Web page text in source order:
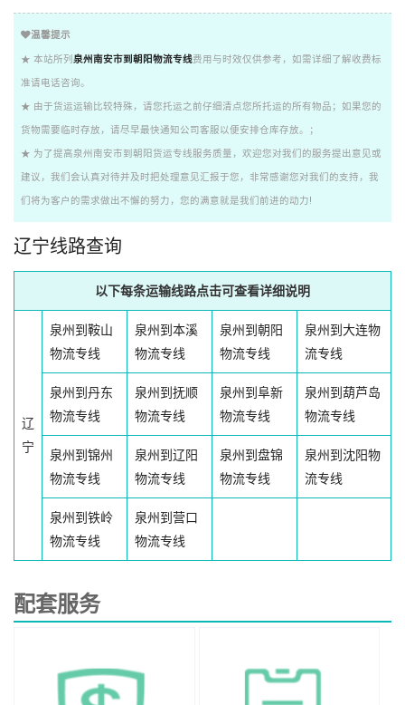
温馨提示
★ 本站所列 泉州南安市到朝阳物流专线费用与时效仅供参考，如需详细了解收费标
准请电话咨询。
★ 由于货运运输比较特殊，请您托运之前仔细清点您所托运的所有物品；如果您的
货物需要临时存放，请尽早最快通知公司客服以便安排仓库存放。；
★ 为了提高泉州南安市到朝阳货运专线服务质量，欢迎您对我们的服务提出意见或
建议，我们会认真对待并及时把处理意见汇报于您，非常感谢您对我们的支持，我
们将为客户的需求做出不懈的努力，您的满意就是我们前进的动力!
辽宁线路查询
以下每条运输线路点击可查看详细说明
辽
宁
泉州到鞍山
物流专线
泉州到本溪
物流专线
泉州到朝阳
物流专线
泉州到大连物
流专线
泉州到丹东
物流专线
泉州到抚顺
物流专线
泉州到阜新
物流专线
泉州到葫芦岛
物流专线
泉州到锦州
物流专线
泉州到辽阳
物流专线
泉州到盘锦
物流专线
泉州到沈阳物
流专线
泉州到铁岭
物流专线
泉州到营口
物流专线
配套服务